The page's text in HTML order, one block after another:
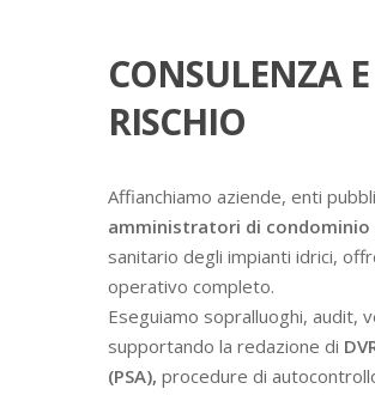
CONSULENZA
RISCHIO
Affianchiamo aziende, enti
amministratori di condominio
sanitario degli impianti idrici,
operativo completo.
Eseguiamo sopralluoghi, audit,
supportando la redazione di
(PSA), procedure di